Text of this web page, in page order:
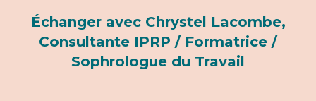
Échanger avec Chrystel Lacombe,
Consultante IPRP / Formatrice /
Sophrologue du Travail